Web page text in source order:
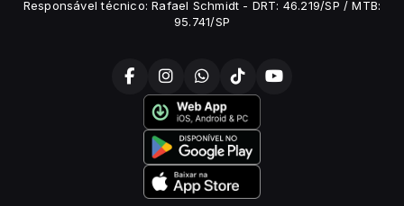
Responsável técnico: Rafael Schmidt - DRT: 46.219/SP / MTB:
95.741/SP